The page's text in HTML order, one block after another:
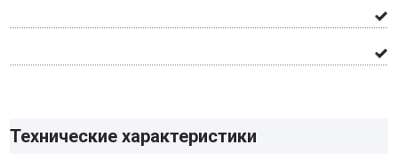
Технические характеристики